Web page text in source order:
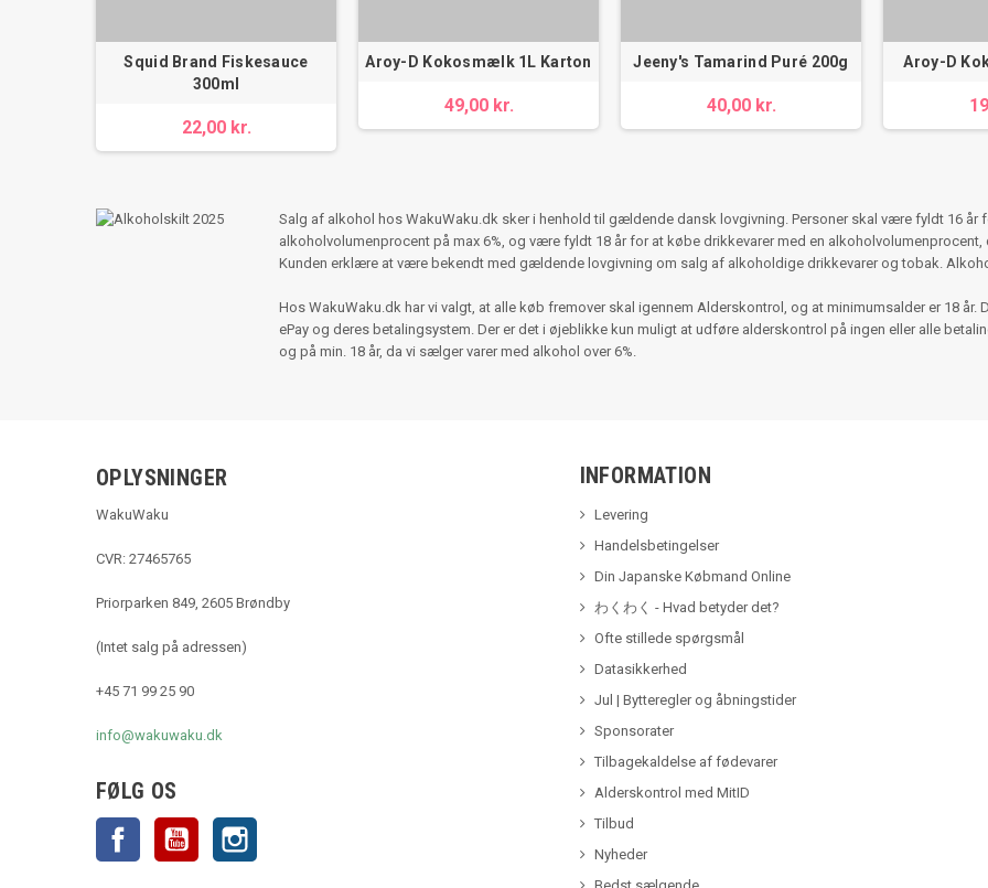
Squid Brand Fiskesauce
300ml
22,00 kr.
Aroy-D Kokosmælk 1L Karton
49,00 kr.
Jeeny's Tamarind Puré 200g
40,00 kr.
Aroy-D
Salg af alkohol hos WakuWaku.dk sker i henhold til gældende dansk lovgivning. Personer skal være fyldt 16 år
alkoholvolumenprocent på max 6%, og være fyldt 18 år for at købe drikkevarer med en alkoholvolumenprocent,
Kunden erklære at være bekendt med gældende lovgivning om salg af alkoholdige drikkevarer og tobak.
Hos WakuWaku.dk har vi valgt, at alle køb fremover skal igennem Alderskontrol, og at minimumsalder er 18
ePay og deres betalingsystem. Der er det i øjeblikke kun muligt at udføre alderskontrol på ingen eller alle
og på min. 18 år, da vi sælger varer med alkohol over 6%.
OPLYSNINGER
WakuWaku
CVR: 27465765
Priorparken 849, 2605 Brøndby
(Intet salg på adressen)
+45 71 99 25 90
info@wakuwaku.dk
FØLG OS
Facebook YouTube
INFORMATION
Levering
Handelsbetingelser
Din Japanske Købmand Online
わくわく - Hvad betyder det?
Ofte stillede spørgsmål
Datasikkerhed
Jul | Bytteregler og åbningstider
Sponsorater
Tilbagekaldelse af fødevarer
Alderskontrol med MitID
Tilbud
Nyheder